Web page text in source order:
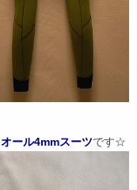
オール4mmスーツです☆